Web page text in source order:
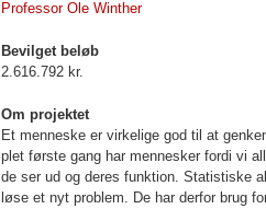
Professor Ole Winther
Bevilget beløb
2.616.792 kr.
Om projektet
Et menneske er virkelige god til at
plet første gang har mennesker fordi vi
de ser ud og deres funktion. Statistiske
løse et nyt problem. De har derfor brug